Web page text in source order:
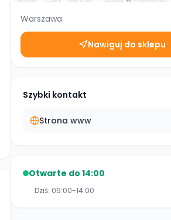
Warszawa
Nawiguj do sklepu
Szybki kontakt
Strona www
Otwarte do 14:00
Dziś: 09:00-14:00